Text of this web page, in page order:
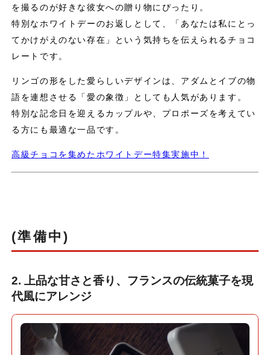
を撮るのが好きな彼女への贈り物にぴったり。
特別なホワイトデーのお返しとして、「あなたは私にとっ
てかけがえのない存在」という気持ちを伝えられるチョコ
レートです。
リンゴの形をした愛らしいデザインは、アダムとイブの物
語を連想させる「愛の象徴」としても人気があります。
特別な記念日を迎えるカップルや、プロポーズを考えてい
る方にも最適な一品です。
高級チョコを集めたホワイトデー特集実施中！
(準備中)
2. 上品な甘さと香り、フランスの伝統菓子を現
代風にアレンジ